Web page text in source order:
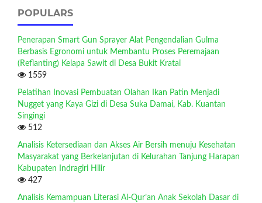
POPULARS
Penerapan Smart Gun Sprayer Alat Pengendalian Gulma
Berbasis Egronomi untuk Membantu Proses Peremajaan
(Reflanting) Kelapa Sawit di Desa Bukit Kratai
1559
Pelatihan Inovasi Pembuatan Olahan Ikan Patin Menjadi
Nugget yang Kaya Gizi di Desa Suka Damai, Kab. Kuantan
Singingi
512
Analisis Ketersediaan dan Akses Air Bersih menuju Kesehatan
Masyarakat yang Berkelanjutan di Kelurahan Tanjung Harapan
Kabupaten Indragiri Hilir
427
Analisis Kemampuan Literasi Al-Qur’an Anak Sekolah Dasar di